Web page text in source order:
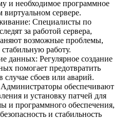
и необходимое программное
сервере.
Специалисты по
за работой сервера,
возможные проблемы,
работу.
данных: Регулярное создание
помогает предотвратить
сбоев или аварий.
обеспечивают
и установку патчей для
и программного обеспечения,
и стабильность